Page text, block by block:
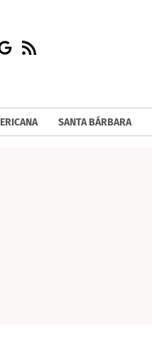
RSS
SANTA BÁRBARA